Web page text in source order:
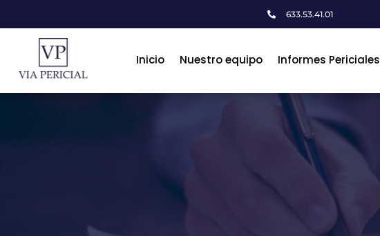
 633.53.41.01
Inicio Nuestro equipo Informes Periciales
Inicio Nuestro equipo Informes Periciales